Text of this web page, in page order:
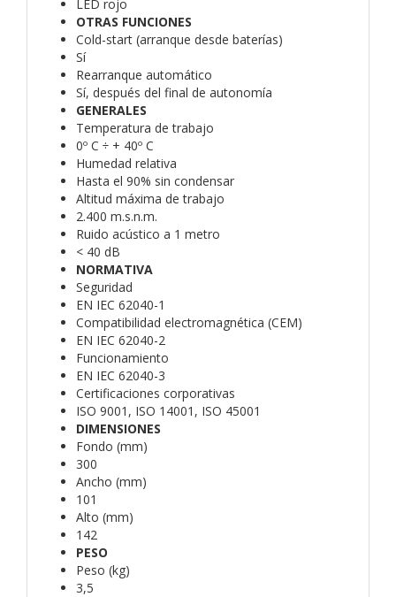
LED rojo
OTRAS FUNCIONES
Cold-start (arranque desde baterías)
Sí
Rearranque automático
Sí, después del final de autonomía
GENERALES
Temperatura de trabajo
0º C ÷ + 40º C
Humedad relativa
Hasta el 90% sin condensar
Altitud máxima de trabajo
2.400 m.s.n.m.
Ruido acústico a 1 metro
< 40 dB
NORMATIVA
Seguridad
EN IEC 62040-1
Compatibilidad electromagnética (CEM)
EN IEC 62040-2
Funcionamiento
EN IEC 62040-3
Certificaciones corporativas
ISO 9001, ISO 14001, ISO 45001
DIMENSIONES
Fondo (mm)
300
Ancho (mm)
101
Alto (mm)
142
PESO
Peso (kg)
3,5